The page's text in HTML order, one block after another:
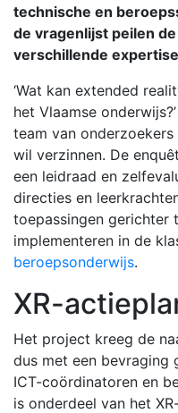
technische en
de vragenlijst peilen
verschillende
‘Wat kan extended
het Vlaamse
team van
wil verzinnen. De
een leidraad en
directies en
toepassingen gerichter
implementeren in de
beroepsonderwijs.
XR-
Het project kreeg de
dus met een bevraging
ICT-coördinatoren en
is onderdeel van het